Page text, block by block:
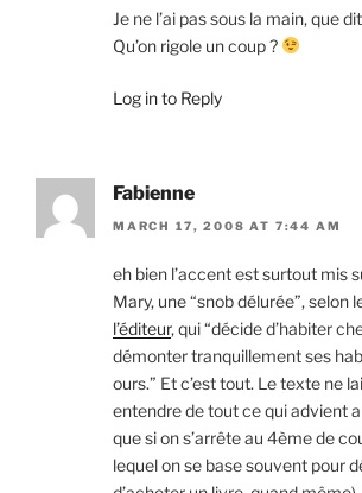
Je ne l’ai pas sous la main, que
Qu’on rigole un coup ?
Log in to Reply
Fabienne
MARCH 17, 2008 AT 7:44 AM
eh bien l’accent est surtout mis
Mary, une “snob délurée”, selon
l’éditeur, qui “décide d’habiter
démonter tranquillement ses
ours.” Et c’est tout. Le texte ne
entendre de tout ce qui advient
que si on s’arrête au 4ème de
lequel on se base souvent pour